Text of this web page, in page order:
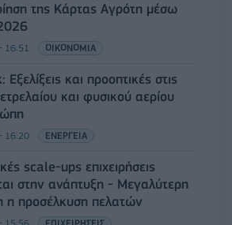
της Κάρτας Αγρότη μέσω
16:51 ΟΙΚΟΝΟΜΙΑ
και προοπτικές στις
και φυσικού αερίου
16:20 ΕΝΕΡΓΕΙΑ
scale-ups επιχειρήσεις
στην ανάπτυξη - Μεγαλύτερη
η προσέλκυση πελατών